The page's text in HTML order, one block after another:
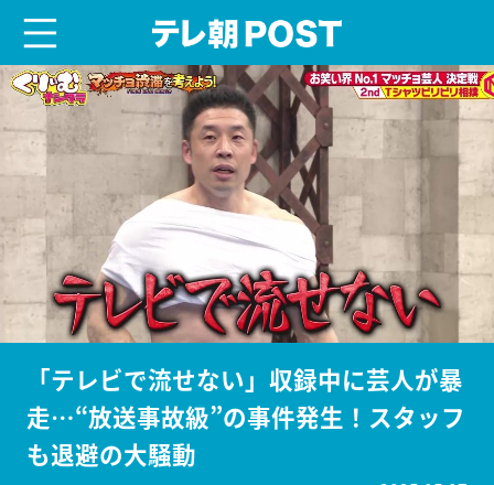
「テレビで流せない」収録中に芸人が暴
走…“放送事故級”の事件発生！スタッフ
も退避の大騒動